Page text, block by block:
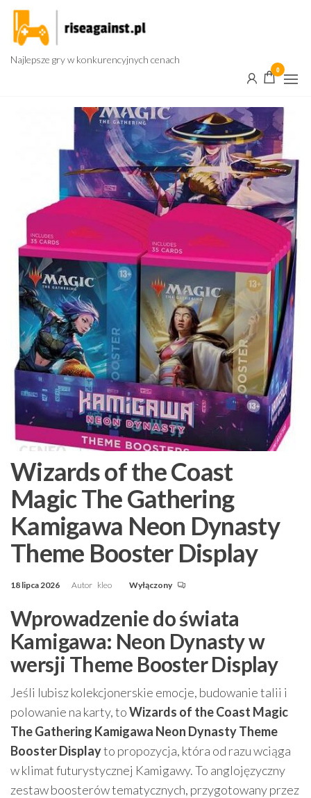
Przejdź
treści
Najlepsze gry w konkurencyjnych cenach
0
Wizards of the Coast
Magic The Gathering
Kamigawa Neon Dynasty
Theme Booster Display
18 lipca 2026 Autor kleo Wyłączony
Wprowadzenie do świata
Kamigawa: Neon Dynasty w
wersji Theme Booster Display
Jeśli lubisz kolekcjonerskie emocje, budowanie talii i
polowanie na karty, toWizards of the Coast Magic
The Gathering Kamigawa Neon Dynasty Theme
Booster Displayto propozycja, która od razu wciąga
w klimat futurystycznej Kamigawy. To anglojęzyczny
zestaw boosterów tematycznych, przygotowany przez